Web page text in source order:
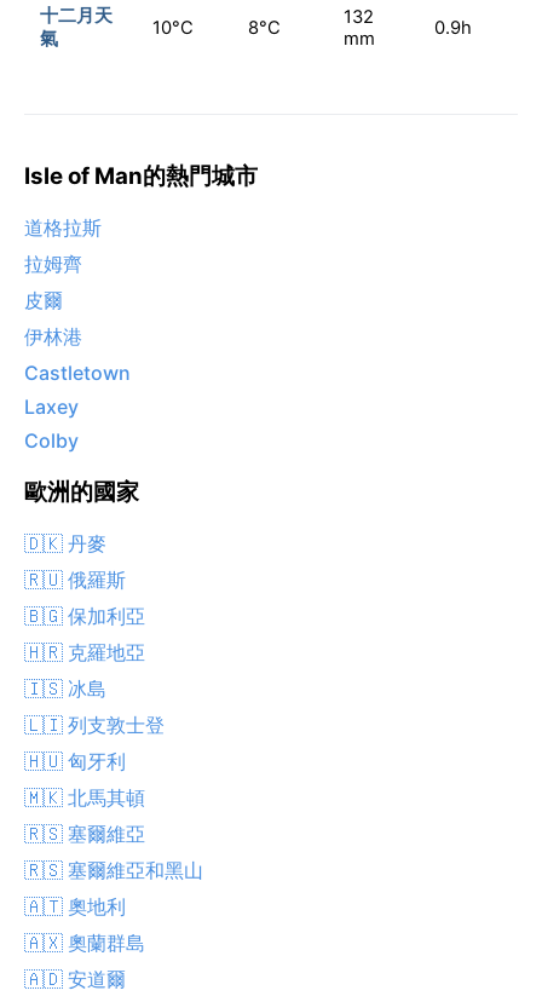
十二月天
氣
10°C 8°C
132
mm
0.9h
Isle of Man的熱門城市
道格拉斯
拉姆齊
皮爾
伊林港
Castletown
Laxey
Colby
歐洲的國家
🇩🇰 丹麥
🇷🇺 俄羅斯
🇧🇬 保加利亞
🇭🇷 克羅地亞
🇮🇸 冰島
🇱🇮 列支敦士登
🇭🇺 匈牙利
🇲🇰 北馬其頓
🇷🇸 塞爾維亞
🇷🇸 塞爾維亞和黑山
🇦🇹 奧地利
🇦🇽 奧蘭群島
🇦🇩 安道爾